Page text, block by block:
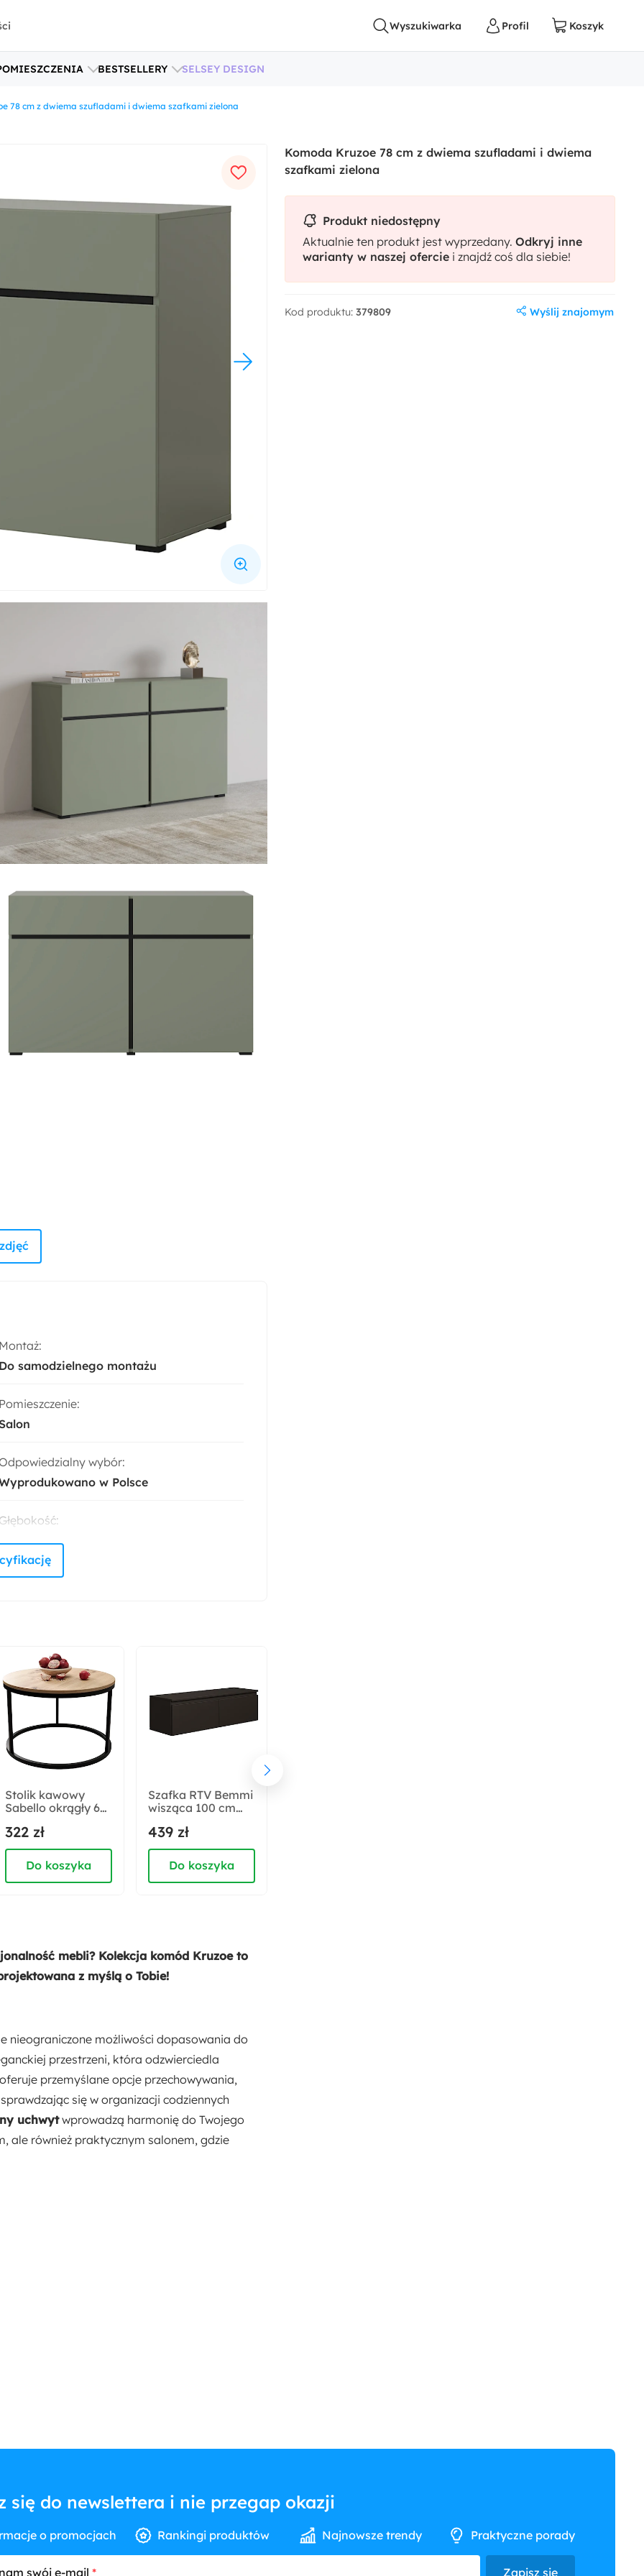
BESTSELLERY SELSEY DESIGN
78 cm z dwiema szufladami i dwiema szafkami zielona
samodzielnego montażu
wybór:
w Polsce
cm
półek:
obciążenie:
kg
korpusu:
laminowana
Stolik kawowy
Sabello okrągły 60
322 zł
Do koszyka
Szafka RTV Bemmi
wisząca 100 cm
439 zł
Do koszyka
mebli? Kolekcja komód Kruzoe to
z myślą o Tobie!
nieograniczone możliwości dopasowania do
przestrzeni, która odzwierciedla
przemyślane opcje przechowywania,
się w organizacji codziennych
uchwytwprowadzą harmonię do Twojego
ale również praktycznym salonem, gdzie
Komoda Kruzoe 78 cm z dwiema szufladami i dwiema
szafkami zielona
Produkt niedostępny
Aktualnie ten produkt jest wyprzedany. Odkryj inne
warianty w naszej ofercie i znajdź coś dla siebie!
Kod produktu: 379809 Wyślij znajomym
się do newslettera i nie przegap okazji
o promocjach Rankingi produktów Najnowsze trendy Praktyczne porady
swój e-mail Zapisz się